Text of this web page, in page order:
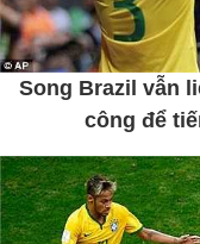
Song Brazil vẫn
công để